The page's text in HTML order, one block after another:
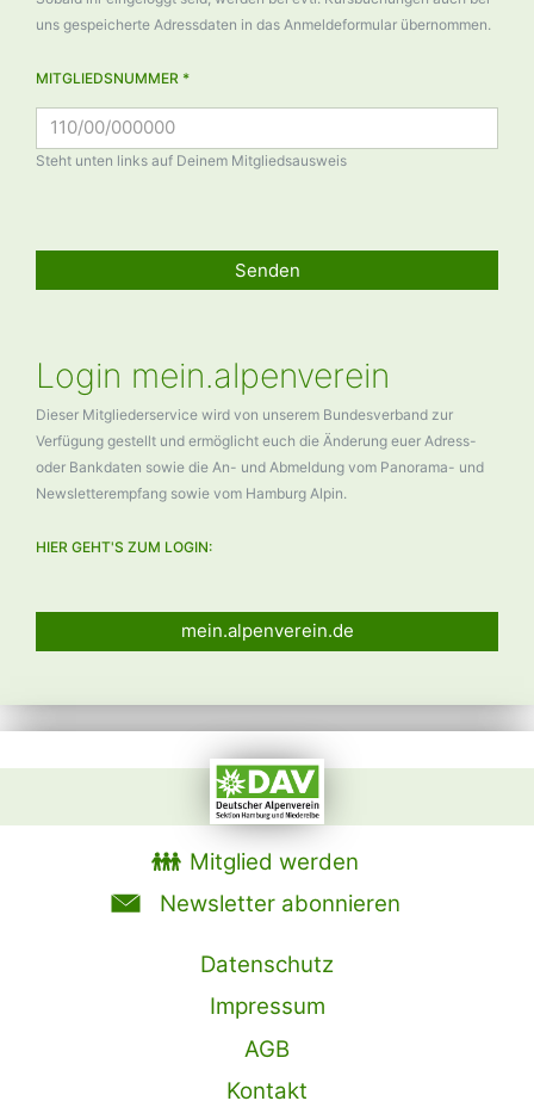
uns gespeicherte Adressdaten in das Anmeldeformular übernommen.
MITGLIEDSNUMMER *
Steht unten links auf Deinem Mitgliedsausweis
Senden
Login mein.alpenverein
Dieser Mitgliederservice wird von unserem Bundesverband zur
Verfügung gestellt und ermöglicht euch die Änderung euer Adress-
oder Bankdaten sowie die An- und Abmeldung vom Panorama- und
Newsletterempfang sowie vom Hamburg Alpin.
HIER GEHT'S ZUM LOGIN:
mein.alpenverein.de
Mitglied werden
Newsletter abonnieren
Datenschutz
Impressum
AGB
Kontakt